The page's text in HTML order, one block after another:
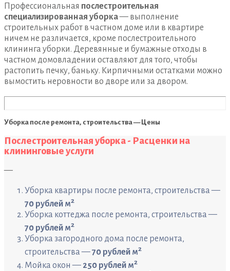
Профессиональная послестроительная
специализированная уборка— выполнение
строительных работ в частном доме или в квартире
ничем не различается, кроме послестроительного
клининга уборки. Деревянные и бумажные отходы в
частном домовладении оставляют для того, чтобы
растопить печку, баньку. Кирпичными остатками можно
вымостить неровности во дворе или за двором.
Уборка после ремонта, строительства — Цены
Послестроительная уборка - Расценки на
клининговые услуги
—
Уборка квартиры после ремонта, строительства —
70 рублей м2
Уборка коттеджа после ремонта, строительства —
70 рублей м2
Уборка загородного дома после ремонта,
строительства —70 рублей м2
Мойка окон — 250 рублей м2